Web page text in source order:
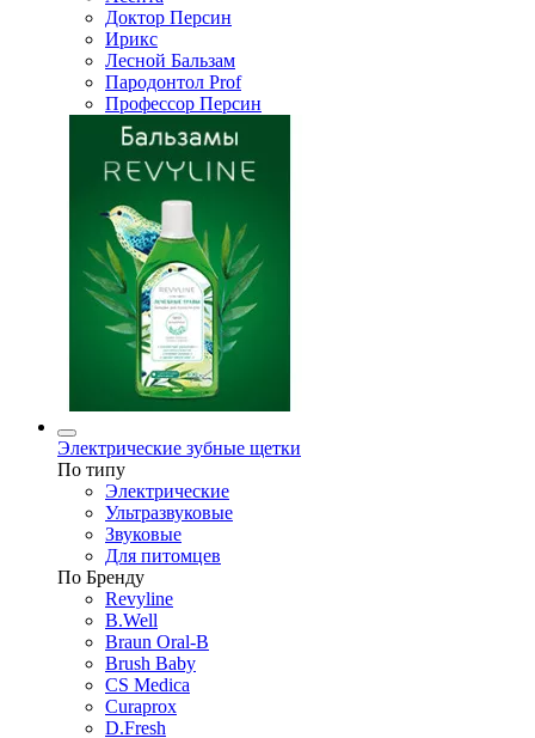
Доктор Персин
Ирикс
Лесной Бальзам
Пародонтол Prof
Профессор Персин
Электрические зубные щетки
По типу
Электрические
Ультразвуковые
Звуковые
Для питомцев
По Бренду
Revyline
B.Well
Braun Oral-B
Brush Baby
CS Medica
Curaprox
D.Fresh